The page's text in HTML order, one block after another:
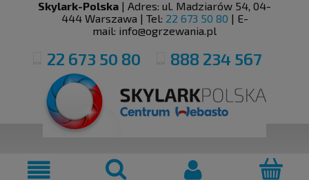
Skylark-Polska | Adres: ul. Madziarów 54, 04-
444 Warszawa | Tel: 22 673 50 80 | E-
mail: info@ogrzewania.pl
22 673 50 80 888 234 567